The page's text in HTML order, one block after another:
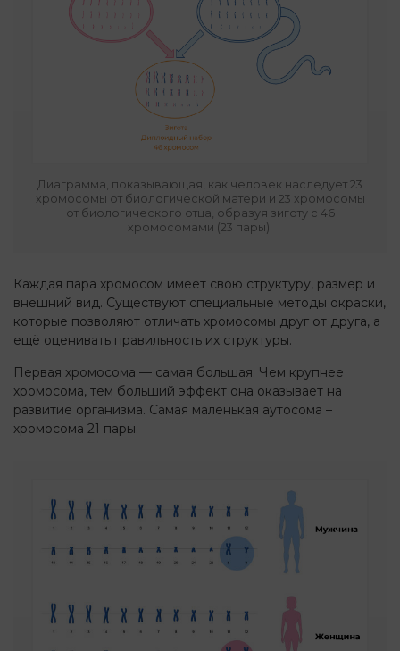
Диаграмма, показывающая, как человек наследует 23
хромосомы от биологической матери и 23 хромосомы
от биологического отца, образуя зиготу с 46
хромосомами (23 пары).
Каждая пара хромосом имеет свою структуру, размер и
внешний вид. Существуют специальные методы окраски,
которые позволяют отличать хромосомы друг от друга, а
ещё оценивать правильность их структуры.
Первая хромосома — самая большая. Чем крупнее
хромосома, тем больший эффект она оказывает на
развитие организма. Самая маленькая аутосома –
хромосома 21 пары.